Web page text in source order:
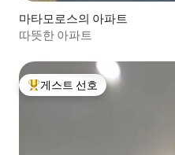
마타모로스의 아파트
따뜻한 아파트
상위 게스트 선호
게스트 선호